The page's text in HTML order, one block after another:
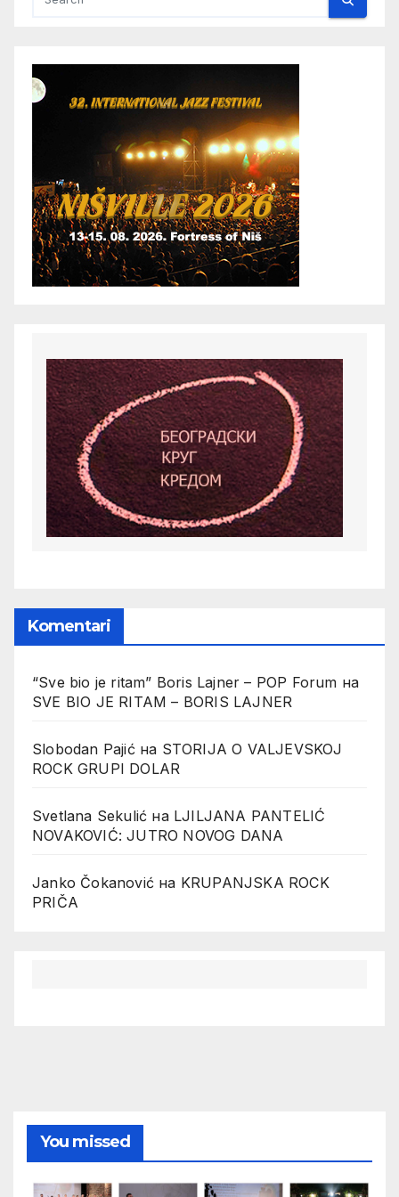
Komentari
“Sve bio je ritam” Boris Lajner – POP Forum на
SVE BIO JE RITAM – BORIS LAJNER
Slobodan Pajićна STORIJA O VALJEVSKOJ
ROCK GRUPI DOLAR
Svetlana Sekulić на LJILJANA PANTELIĆ
NOVAKOVIĆ: JUTRO NOVOG DANA
Janko Čokanović на KRUPANJSKA ROCK
PRIČA
You missed